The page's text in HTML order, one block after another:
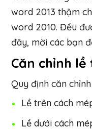
word 2013 thậm
word 2010. Đều
đây, mời các bạn
Căn chỉnh
Quy định căn
Lề trên cách
Lề dưới cách